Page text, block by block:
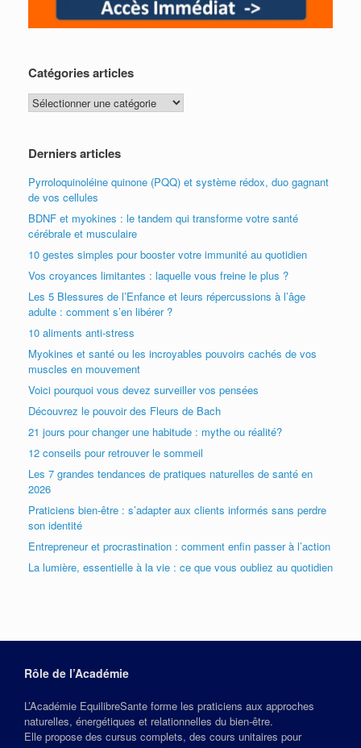
Catégories articles
Catégories
articles
Derniers articles
Pyrroloquinoléine quinone (PQQ) et système rédox, duo gagnant
de vos cellules
BDNF et myokines : le tandem qui transforme votre santé
cérébrale et musculaire
10 gestes simples pour booster votre immunité au quotidien
Vos croyances limitantes : laquelle vous freine le plus ?
Les 5 Blessures de l’Enfance et leurs répercussions à l’âge
adulte : comment s’en libérer ?
10 aliments anti-stress
Myokines et santé ou les incroyables pouvoirs cachés de vos
muscles en mouvement
Voici pourquoi vous devez surveiller vos pensées
Découvrez le pouvoir des Fleurs de Bach
21 jours pour changer une habitude : mythe ou réalité?
12 conseils pour retrouver le sommeil
Les 7 grandes tendances de pratiques naturelles de santé en
2026
Praticiens bien-être : s’adapter aux clients informés sans perdre
son identité
Entrepreneur et procrastination : comment enfin passer à l’action
La lumière, essentielle à la vie : ce que vous oubliez au quotidien
Rôle de l’Académie
L’Académie EquilibreSante forme les praticiens aux approches
naturelles, énergétiques et relationnelles du bien‑être.
Elle propose des cursus complets, des cours unitaires pour